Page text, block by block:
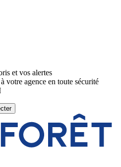
et vos alertes
votre agence en toute sécurité